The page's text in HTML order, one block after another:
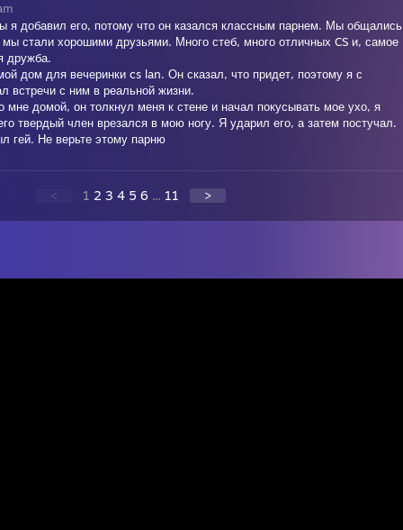
я добавил его, потому что он казался классным парнем. Мы общались
мы стали хорошими друзьями. Много стеб, много отличных CS и, самое
дружба.
дом для вечеринки cs lan. Он сказал, что придет, поэтому я с
встречи с ним в реальной жизни.
мне домой, он толкнул меня к стене и начал покусывать мое ухо, я
твердый член врезался в мою ногу. Я ударил его, а затем постучал.
гей. Не верьте этому парню
< 1 2 3 4 5 6 ... 11 >